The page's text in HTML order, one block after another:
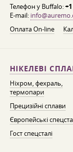
Телефон у Buffalo:
E-mail:
Оплата On-line
НІКЕЛЕВІ
Ніхром, фехраль,
термопари
Прецизійні сплави
Європейські
Гост спецсталі